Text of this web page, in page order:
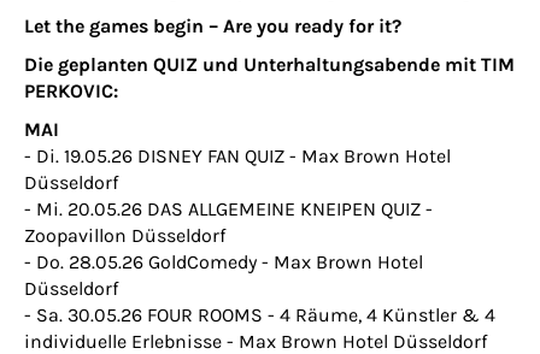
Let the games begin – Are you ready for it?
Die geplanten QUIZ und Unterhaltungsabende mit TIM
PERKOVIC:
MAI
- Di. 19.05.26 DISNEY FAN QUIZ - Max Brown Hotel
Düsseldorf
- Mi. 20.05.26 DAS ALLGEMEINE KNEIPEN QUIZ -
Zoopavillon Düsseldorf
- Do. 28.05.26 GoldComedy - Max Brown Hotel
Düsseldorf
- Sa. 30.05.26 FOUR ROOMS - 4 Räume, 4 Künstler & 4
individuelle Erlebnisse - Max Brown Hotel Düsseldorf